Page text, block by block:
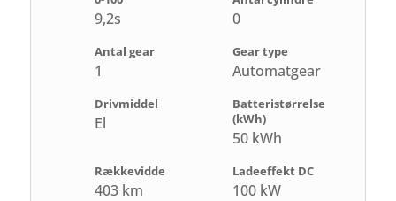
9,2s 0
Antal gear
1
Gear type
Automatgear
Drivmiddel
El
Batteristørrelse
(kWh)
50 kWh
Rækkevidde
403 km
Ladeeffekt DC
100 kW